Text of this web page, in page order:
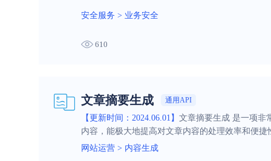
安全服务 > 业务安全
610
文章摘要生成 通用API
【更新时间：2024.06.01】 文章摘要生成 是一项非
内容，能极大地提高对文章内容的处理效率和便
网站运营 > 内容生成